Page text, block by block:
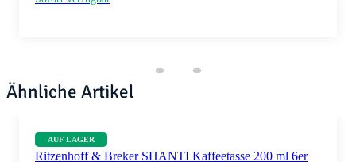
Ähnliche Artikel
AUF LAGER
Ritzenhoff & Breker SHANTI Kaffeetasse 200 ml 6er